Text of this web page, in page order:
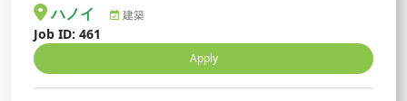
ハノイ 建築
Job ID: 461
Apply